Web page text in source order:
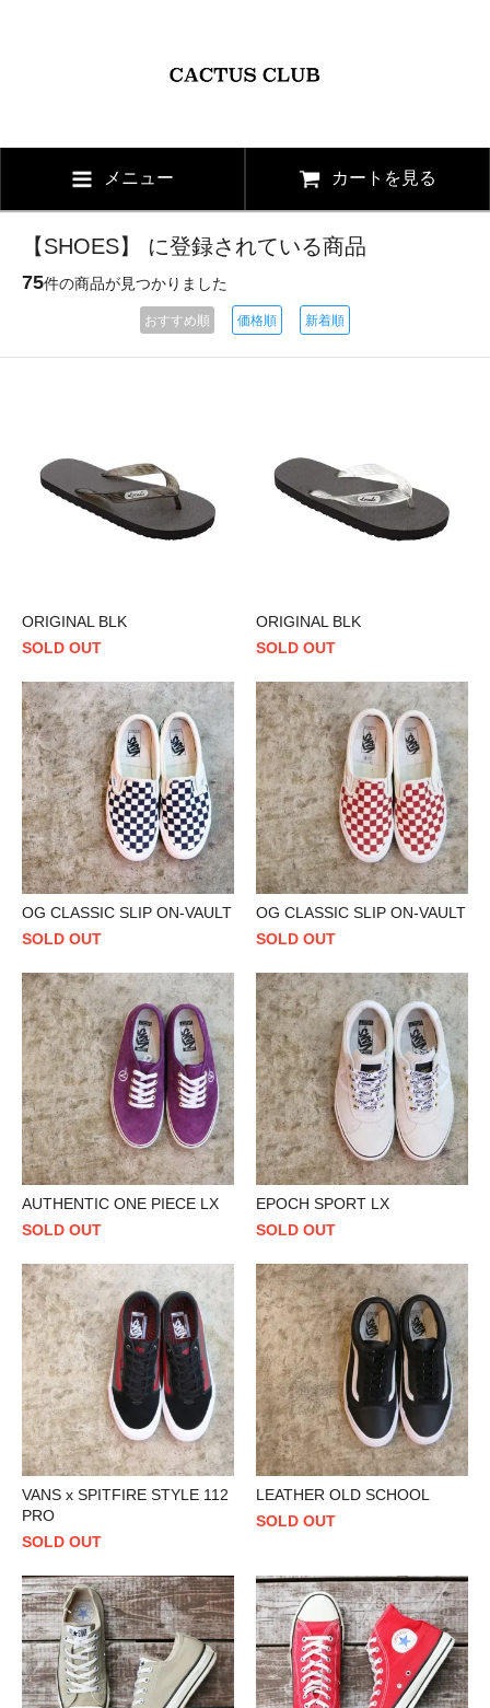
メニュー カートを見る
【SHOES】 に登録されている商品
75件の商品が見つかりました
おすすめ順 価格順 新着順
ORIGINAL BLK
SOLD OUT
ORIGINAL BLK
SOLD OUT
OG CLASSIC SLIP ON-VAULT
SOLD OUT
OG CLASSIC SLIP ON-VAULT
SOLD OUT
AUTHENTIC ONE PIECE LX
SOLD OUT
EPOCH SPORT LX
SOLD OUT
VANS x SPITFIRE STYLE 112
PRO
SOLD OUT
LEATHER OLD SCHOOL
SOLD OUT